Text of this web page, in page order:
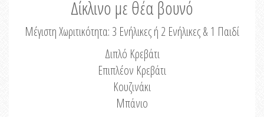
Δίκλινο με θέα βουνό
Μέγιστη Χωριτικότητα: 3 Ενήλικες ή 2 Ενήλικες & 1 Παιδί
Διπλό Κρεβάτι
Επιπλέον Κρεβάτι
Κουζινάκι
Μπάνιο